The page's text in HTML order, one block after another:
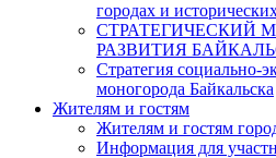
городах и
СТРАТЕГИЧЕСКИЙ
РАЗВИТИЯ
Стратегия социально-
моногорода Байкальска
Жителям и гостям
Жителям и гостям
Информация для